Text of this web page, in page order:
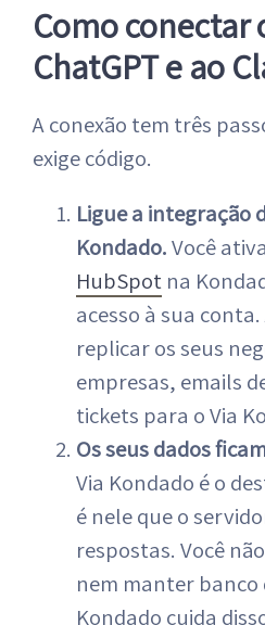
Como conectar
ChatGPT e ao
A conexão tem três
exige código.
Ligue a integração
Kondado.Você ativa
HubSpot na
acesso à sua
replicar os seus
empresas, emails
tickets para o Via
Os seus dados
Via Kondado é o
é nele que o
respostas. Você
nem manter banco
Kondado cuida